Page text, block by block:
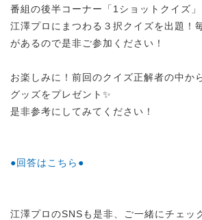
番組の後半コーナー「1ショットクイズ」
江澤プロにまつわる３択クイズを出題！
があるので是非ご参加ください！
お楽しみに！前回のクイズ正解者の中か
グッズをプレゼント✨
是非参考にしてみてください！
●回答はこちら●
江澤プロのSNSも是非、ご一緒にチェッ